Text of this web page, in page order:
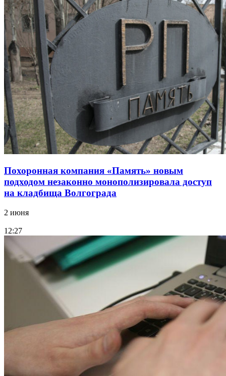
Похоронная компания «Память» новым
подходом незаконно монополизировала доступ
на кладбища Волгограда
2 июня
12:27